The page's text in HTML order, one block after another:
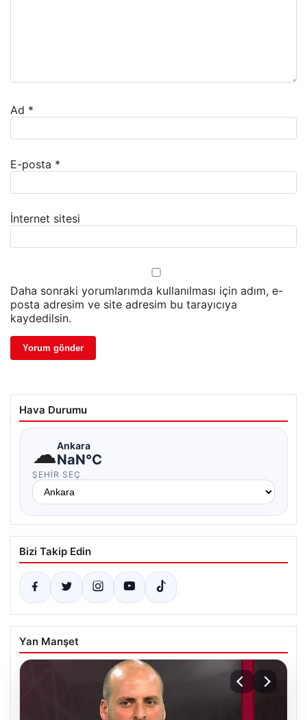
Ad *
E-posta *
İnternet sitesi
Daha sonraki yorumlarımda kullanılması için adım, e-
posta adresim ve site adresim bu tarayıcıya
kaydedilsin.
Hava Durumu
☁Ankara
NaN°C
ŞEHIR SEÇ
Bizi Takip Edin
Yan Manşet